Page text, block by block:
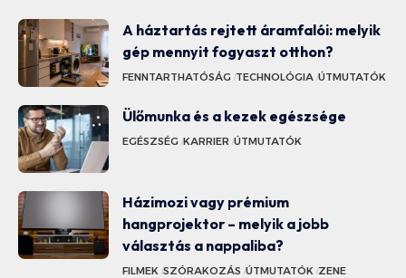
A háztartás rejtett áramfalói: melyik
gép mennyit fogyaszt otthon?
FENNTARTHATÓSÁG TECHNOLÓGIA ÚTMUTATÓK
Ülőmunka és a kezek egészsége
EGÉSZSÉG KARRIER ÚTMUTATÓK
Házimozi vagy prémium
hangprojektor – melyik a jobb
választás a nappaliba?
FILMEK SZÓRAKOZÁS ÚTMUTATÓK ZENE